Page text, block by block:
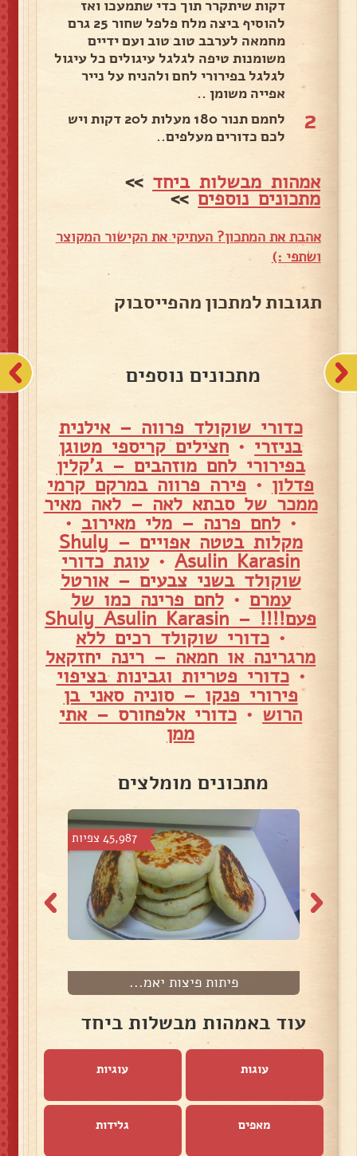
דקות שיתקרר תוך כדי שתמעכו ואז
להוסיף ביצה מלח פלפל שחור 25 גרם
מחמאה לערבב טוב טוב ועם ידיים
משומנות טיפה לגלגל עיגולים כל עיגול
לגלגל בפירורי לחם ולהניח על נייר
אפייה משומן ..
2
לחמם תנור 180 מעלות ל20 דקות ויש
לכם כדורים מעלפים..
אמהות מבשלות ביחד >>
מתכונים נוספים>>
אהבת את המתכון? העתיקי את הקישור המקוצר
ושתפי :)
תגובות למתכון מהפייסבוק
מתכונים נוספים
כדורי שוקולד פרווה – אילנית
בניזרי • חצילים קריספי מטוגן
בפירורי לחם מוזהבים – ג'קלין
פדלון • פירה פרווה במרקם קרמי
ממכר של סבתא לאה – לאה מאיר
•לחם פרנה – מלי מאירוב •
מקלות בטטה אפויים – Shuly
Asulin Karasin
•עוגת כדורי
שוקולד בשני צבעים – אורטל
עמרם •לחם פרינה כמו של
פעם!!!! – Shuly Asulin Karasin
• כדורי שוקולד רכים ללא
מרגרינה או חמאה – רינה יחזקאל
•כדורי פטריות וגבינות בציפוי
פירורי פנקו – סוניה סאני בן
הרוש • כדורי אלפחורס – אתי
ממן
מתכונים מומלצים
45,987 צפיות
פיתות פיצות יאמ...
עוד באמהות מבשלות ביחד
עוגות עוגיות
מאפים גלידות